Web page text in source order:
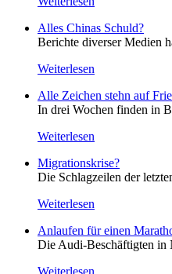
Alles Chinas Schuld?
Berichte diverser Medien
Weiterlesen
Alle Zeichen stehn auf
In drei Wochen finden in
Weiterlesen
Migrationskrise?
Die Schlagzeilen der
Weiterlesen
Anlaufen für einen
Die Audi-Beschäftigten in
Weiterlesen